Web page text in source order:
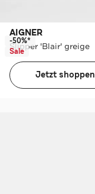
AIGNER
Slipper 'Blair' greige
-50%*
Sale
Jetzt shoppen